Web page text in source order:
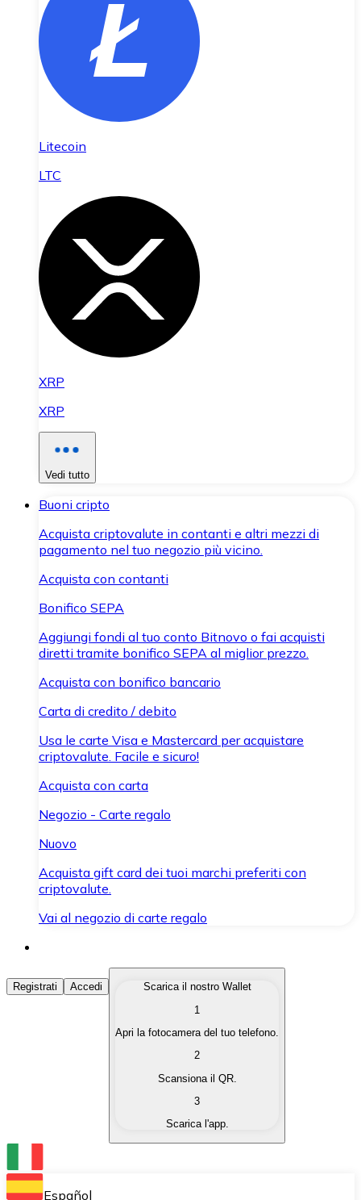
Litecoin
LTC
XRP
XRP
Vedi tutto
Buoni cripto
Acquista criptovalute in contanti e altri mezzi di
pagamento nel tuo negozio più vicino.
Acquista con contanti
Bonifico SEPA
Aggiungi fondi al tuo conto Bitnovo o fai acquisti
diretti tramite bonifico SEPA al miglior prezzo.
Acquista con bonifico bancario
Carta di credito / debito
Usa le carte Visa e Mastercard per acquistare
criptovalute. Facile e sicuro!
Acquista con carta
Negozio - Carte regalo
Nuovo
Acquista gift card dei tuoi marchi preferiti con
criptovalute.
Vai al negozio di carte regalo
Acquista Criptovalute
Acquista le criptovalute che ti interessano in modo
Converti le tue criptovalute in valuta fiat quando ne
Scambia una criptovaluta con un'altra
Conserva le tue cripto in un Wallet self-custodial.
Registrati Accedi
Scarica il nostro Wallet
1
Apri la fotocamera del tuo telefono.
2
Scansiona il QR.
3
Scarica l'app.
Español